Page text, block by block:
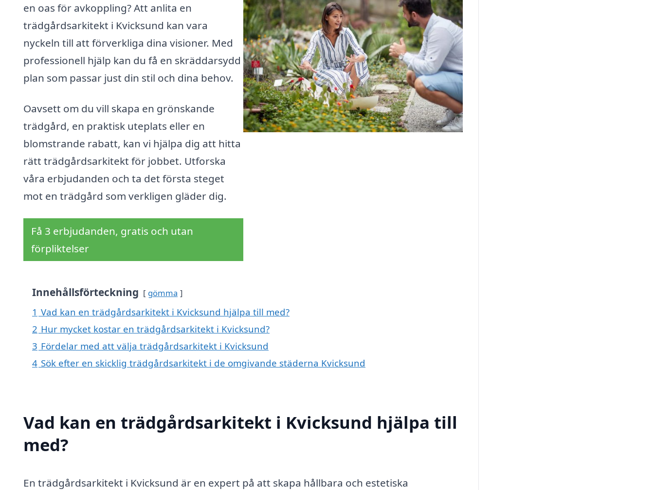
en oas för avkoppling? Att anlita en
trädgårdsarkitekt i Kvicksund kan vara
nyckeln till att förverkliga dina visioner. Med
professionell hjälp kan du få en skräddarsydd
plan som passar just din stil och dina behov.
Oavsett om du vill skapa en grönskande
trädgård, en praktisk uteplats eller en
blomstrande rabatt, kan vi hjälpa dig att hitta
rätt trädgårdsarkitekt för jobbet. Utforska
våra erbjudanden och ta det första steget
mot en trädgård som verkligen gläder dig.
Få 3 erbjudanden, gratis och utan
förpliktelser
Innehållsförteckning gömma
1 Vad kan en trädgårdsarkitekt i Kvicksund hjälpa till med?
2 Hur mycket kostar en trädgårdsarkitekt i Kvicksund?
3 Fördelar med att välja trädgårdsarkitekt i Kvicksund
4 Sök efter en skicklig trädgårdsarkitekt i de omgivande städerna Kvicksund
Vad kan en trädgårdsarkitekt i Kvicksund hjälpa till
med?
En trädgårdsarkitekt i Kvicksund är en expert på att skapa hållbara och estetiska